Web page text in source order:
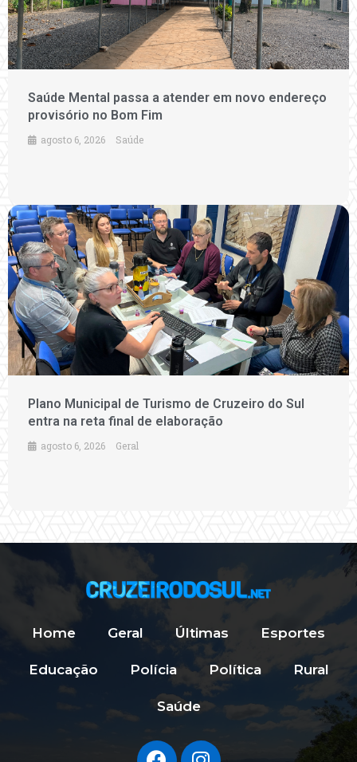
Saúde Mental passa a atender em novo endereço
provisório no Bom Fim
agosto 6, 2026 Saúde
Plano Municipal de Turismo de Cruzeiro do Sul
entra na reta final de elaboração
agosto 6, 2026 Geral
Home Geral Últimas Esportes
Educação Polícia Política Rural
Saúde